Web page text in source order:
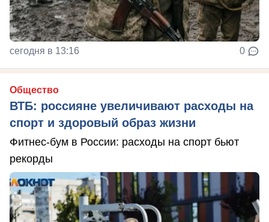
сегодня в 13:16 0
Общество
ВТБ: россияне увеличивают расходы на
спорт и здоровый образ жизни
Фитнес-бум в России: расходы на спорт бьют
рекорды